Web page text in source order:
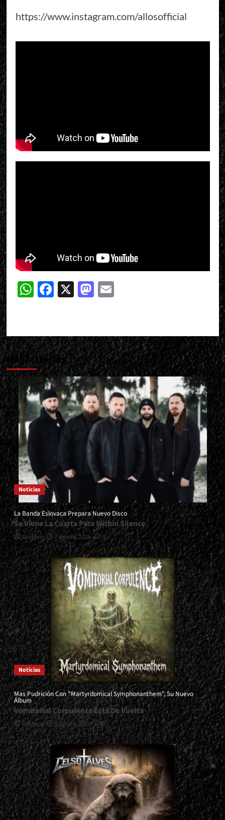
https://www.instagram.com/allosofficial
WhatsApp
Facebook
X Mastodon
Email
Más historias
Noticias
La Banda Eslovaca Prepara Nuevo Disco
Se Viene La Cuarta Para Within Silence
Gustavo 7 agosto, 2026 0
Noticias
Mas Pudrición Con "Martyrdomical Symphonanthem", Su Nuevo
Álbum
Vomitorial Corpulence Está De Vuelta
Gustavo 5 agosto, 2026 0